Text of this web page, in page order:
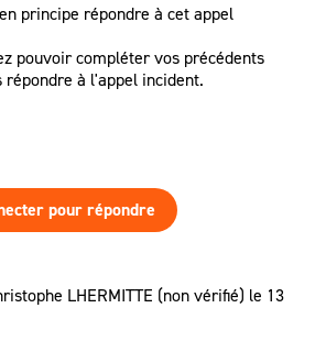
principe répondre à cet appel
pouvoir compléter vos précédents
répondre à l'appel incident.
pour répondre
LHERMITTE (non vérifié) le 13